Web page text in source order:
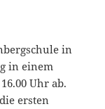
in
in einem
Uhr ab.
ersten